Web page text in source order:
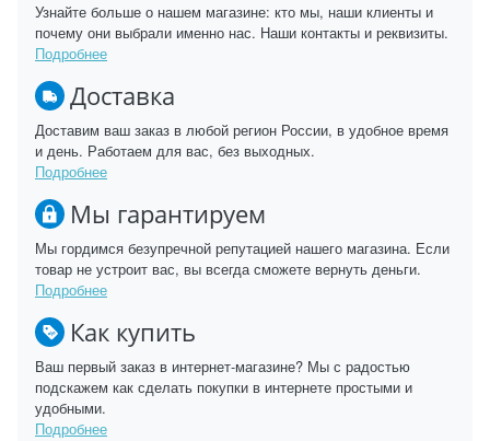
Узнайте больше о нашем магазине: кто мы, наши клиенты и
почему они выбрали именно нас. Наши контакты и реквизиты.
Подробнее
Доставка
Доставим ваш заказ в любой регион России, в удобное время
и день. Работаем для вас, без выходных.
Подробнее
Мы гарантируем
Мы гордимся безупречной репутацией нашего магазина. Если
товар не устроит вас, вы всегда сможете вернуть деньги.
Подробнее
Как купить
Ваш первый заказ в интернет-магазине? Мы с радостью
подскажем как сделать покупки в интернете простыми и
удобными.
Подробнее